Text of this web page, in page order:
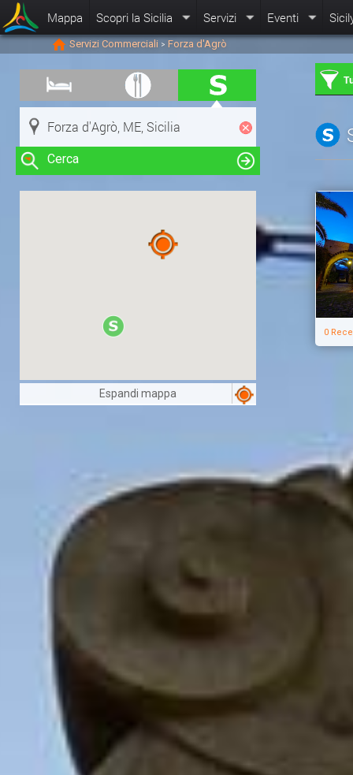
Mappa Scopri la Sicilia Servizi Eventi
Servizi Commerciali > Forza d'Agrò
Cerca
Clicca su una risorsa nella mappa
Espandi mappa
0